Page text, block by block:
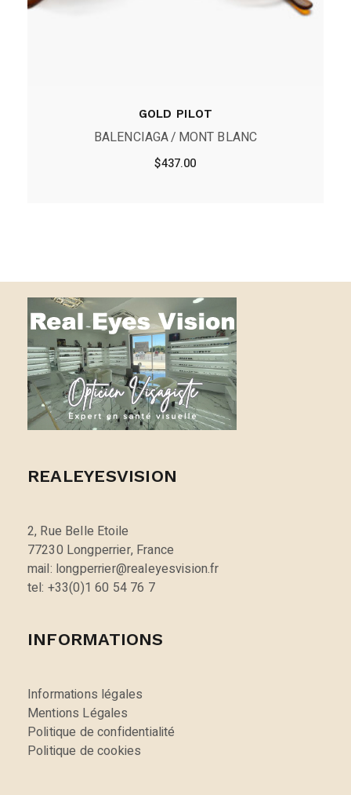
GOLD PILOT
BALENCIAGA MONT BLANC
$437.00
REALEYESVISION
2, Rue Belle Etoile
77230 Longperrier, France
mail: longperrier@realeyesvision.fr
tel: +33(0)1 60 54 76 7
INFORMATIONS
Informations légales
Mentions Légales
Politique de confidentialité
Politique de cookies